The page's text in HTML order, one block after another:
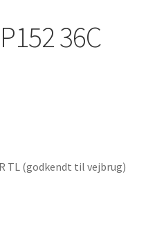
36C
TL (godkendt til vejbrug)